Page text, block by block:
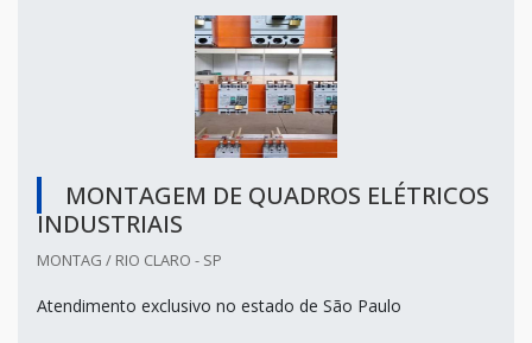
MONTAGEM DE QUADROS ELÉTRICOS
INDUSTRIAIS
MONTAG / RIO CLARO - SP
Atendimento exclusivo no estado de São Paulo